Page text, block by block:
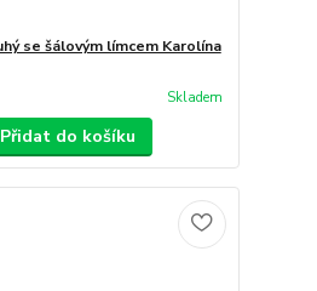
se šálovým límcem Karolína
Skladem
Přidat do košíku